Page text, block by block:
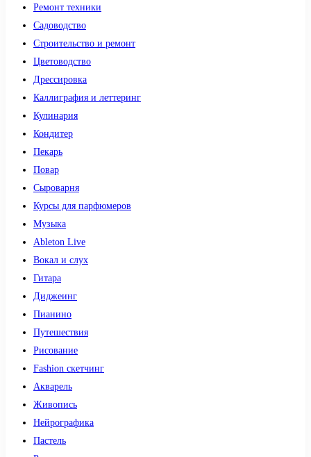
Ремонт техники
Садоводство
Строительство и ремонт
Цветоводство
Дрессировка
Каллиграфия и леттеринг
Кулинария
Кондитер
Пекарь
Повар
Сыроварня
Курсы для парфюмеров
Музыка
Ableton Live
Вокал и слух
Гитара
Диджеинг
Пианино
Путешествия
Рисование
Fashion скетчинг
Акварель
Живопись
Нейрографика
Пастель